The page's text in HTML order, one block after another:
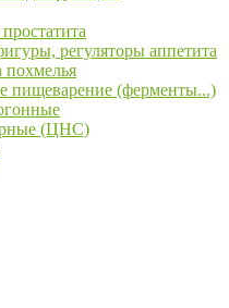
регуляторы аппетита
похмелья
пищеварение (ферменты...)
(ЦНС)